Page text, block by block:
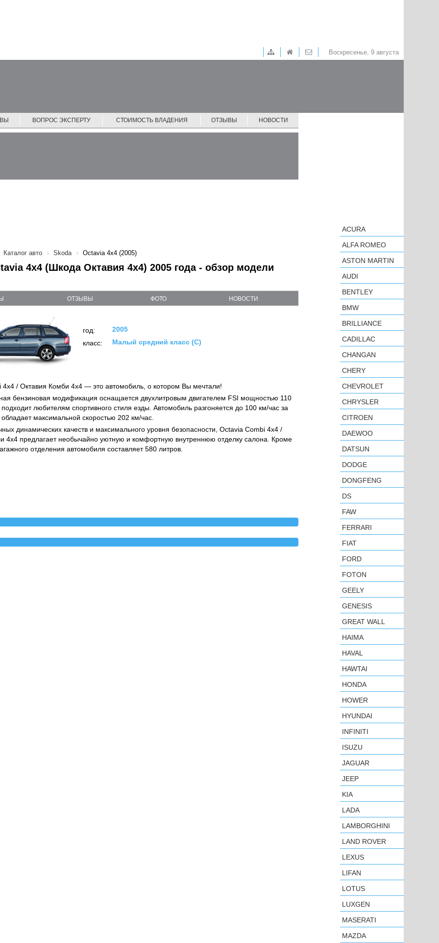
Воскресенье, 9 августа
ВОПРОС ЭКСПЕРТУ СТОИМОСТЬ ВЛАДЕНИЯ ОТЗЫВЫ НОВОСТИ
Каталог авто Skoda Octavia 4x4 (2005)
4x4 (Шкода Октавия 4х4) 2005 года - обзор модели
ОТЗЫВЫ ФОТО НОВОСТИ
год:
2005
класс:
Малый средний класс (C)
4x4 / Октавия Комби 4х4 — это автомобиль, о котором Вы мечтали!
бензиновая модификация оснащается двухлитровым двигателем FSI мощностью 110
подходит любителям спортивного стиля езды. Автомобиль разгоняется до 100 км/час за
максимальной скоростью 202 км/час.
динамических качеств и максимального уровня безопасности, Octavia Combi 4x4 /
4х4 предлагает необычайно уютную и комфортную внутреннюю отделку салона. Кроме
отделения автомобиля составляет 580 литров.
ACURA
ALFA ROMEO
ASTON MARTIN
AUDI
BENTLEY
BMW
BRILLIANCE
CADILLAC
CHANGAN
CHERY
CHEVROLET
CHRYSLER
CITROEN
DAEWOO
DATSUN
DODGE
DONGFENG
DS
FAW
FERRARI
FIAT
FORD
FOTON
GEELY
GENESIS
GREAT WALL
HAIMA
HAVAL
HAWTAI
HONDA
HOWER
HYUNDAI
INFINITI
ISUZU
JAGUAR
JEEP
KIA
LADA
LAMBORGHINI
LAND ROVER
LEXUS
LIFAN
LOTUS
LUXGEN
MASERATI
MAZDA